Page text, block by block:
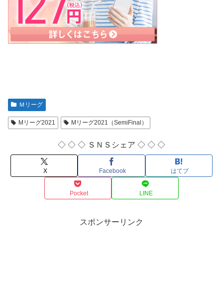
Ｍリーグ
Mリーグ2021 Mリーグ2021（SemiFinal）
◇ ◇ ◇ ＳＮＳシェア ◇ ◇ ◇
X Facebook はてブ
Pocket LINE
スポンサーリンク